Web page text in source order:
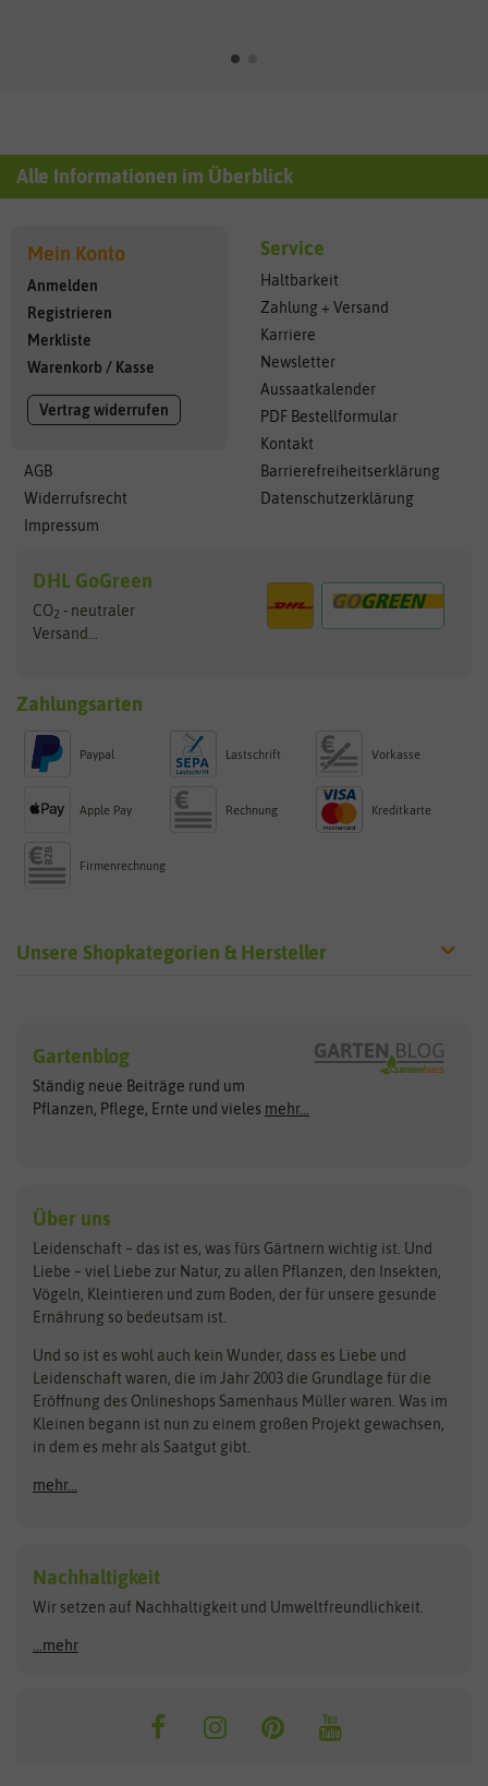
Alle Informationen im Überblick
Mein Konto
Anmelden
Registrieren
Merkliste
Warenkorb / Kasse
Vertrag widerrufen
AGB
Widerrufsrecht
Impressum
Service
Haltbarkeit
Zahlung + Versand
Karriere
Newsletter
Aussaatkalender
PDF Bestellformular
Kontakt
Barrierefreiheitserklärung
Datenschutzerklärung
DHL GoGreen
CO2 - neutraler
Versand...
Zahlungsarten
Paypal Lastschrift Vorkasse
Apple Pay Rechnung Kreditkarte
Firmenrechnung
Unsere Shopkategorien & Hersteller
Exotische Samen
Gemüsesamen
Gründünger
Kräutersamen
Obstsamen
Pilzbrut
Rasensamen
Steckzwiebeln
Zimmer & Kübelpflanzen
Kataloge
Schnäppchen
Anzucht & Gartenzubehör
Anzuchtschalen
Heizmatte & Heizkabel
Kokos-Quelltabletten
Zimmergewächshaus
Arche Noah
ASB Greenworld
Benary
Bingenheimer Saatgut
BioBalu
Bionana
BIOWOL
Blumicorn
Bûten Birds
Carl Pabst
Clever Pots
COMPO
Dürr-Samen
elho
Feldsaaten Freudenberger
Fertil
Flora Elite
Florissa
Flortis
Franchi Sementi
Hortitops
JUB Holland
Gartenblog
Ständig neue Beiträge rund um
Pflanzen, Pflege, Ernte und vieles mehr...
Über uns
Leidenschaft – das ist es, was fürs Gärtnern wichtig ist. Und
Liebe – viel Liebe zur Natur, zu allen Pflanzen, den Insekten,
Vögeln, Kleintieren und zum Boden, der für unsere gesunde
Ernährung so bedeutsam ist.
Und so ist es wohl auch kein Wunder, dass es Liebe und
Leidenschaft waren, die im Jahr 2003 die Grundlage für die
Eröffnung des Onlineshops Samenhaus Müller waren. Was im
Kleinen begann ist nun zu einem großen Projekt gewachsen,
in dem es mehr als Saatgut gibt.
mehr...
Nachhaltigkeit
Wir setzen auf Nachhaltigkeit und Umweltfreundlichkeit.
...mehr